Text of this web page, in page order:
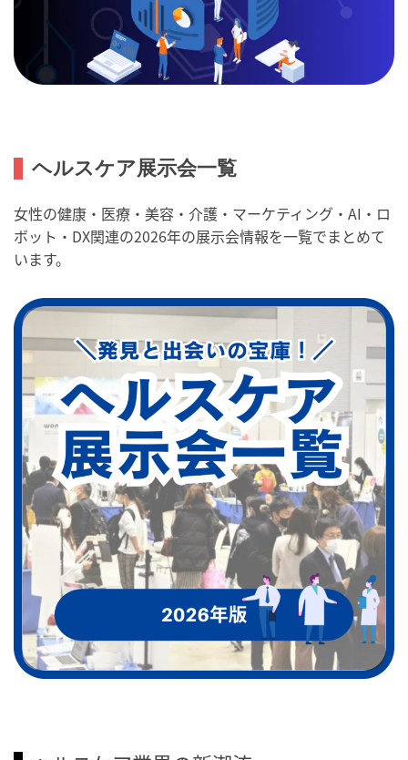
ヘルスケア展示会一覧
女性の健康・医療・美容・介護・マーケティング・AI・ロ
ボット・DX関連の2026年の展示会情報を一覧でまとめて
います。